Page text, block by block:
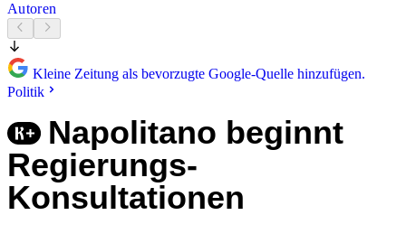
Autoren
Kleine Zeitung als bevorzugte Google-Quelle hinzufügen.
Politik
Napolitano beginnt
Regierungs-
Konsultationen